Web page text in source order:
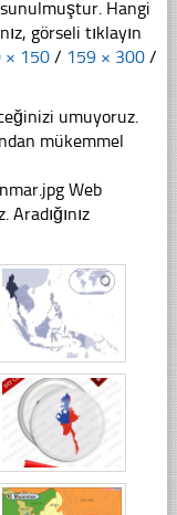
Hangi
görseli tıklayın
× 150 / 159 × 300 /
umuyoruz.
mükemmel
Web